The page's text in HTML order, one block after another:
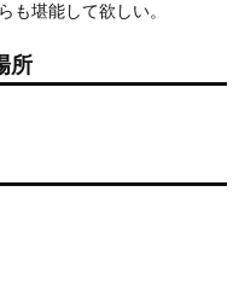
も堪能して欲しい。
所